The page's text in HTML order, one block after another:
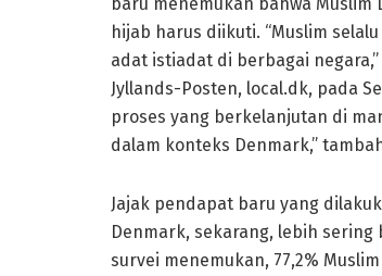
hijab harus diikuti. “Muslim
adat istiadat di berbagai
Jyllands-Posten, local.dk, pada
proses yang berkelanjutan di
dalam konteks Denmark,”
Jajak pendapat baru yang
Denmark, sekarang, lebih
survei menemukan, 77,2%